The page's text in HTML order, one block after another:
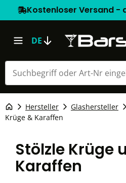
Kostenloser Versand -
DE
Hersteller Glashersteller
Krüge & Karaffen
Stölzle Krüge
Karaffen